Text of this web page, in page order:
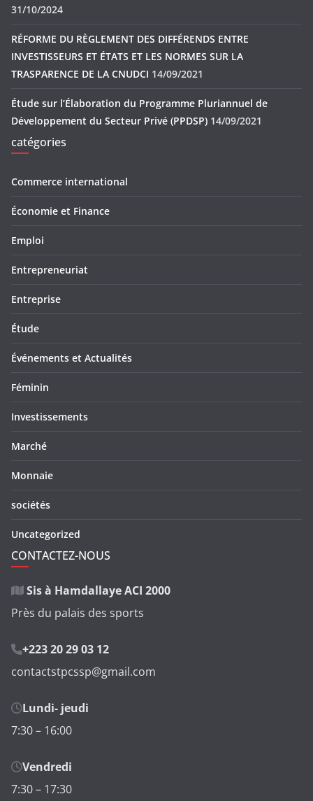
31/10/2024
RÉFORME DU RÈGLEMENT DES DIFFÉRENDS ENTRE
INVESTISSEURS ET ÉTATS ET LES NORMES SUR LA
TRASPARENCE DE LA CNUDCI 14/09/2021
Étude sur l’Élaboration du Programme Pluriannuel de
Développement du Secteur Privé (PPDSP) 14/09/2021
catégories
Commerce international
Économie et Finance
Emploi
Entrepreneuriat
Entreprise
Étude
Événements et Actualités
Féminin
Investissements
Marché
Monnaie
sociétés
Uncategorized
CONTACTEZ-NOUS
Sis à Hamdallaye ACI 2000
Près du palais des sports
+223 20 29 03 12
contactstpcssp@gmail.com
Lundi- jeudi
7:30 – 16:00
Vendredi
7:30 – 17:30